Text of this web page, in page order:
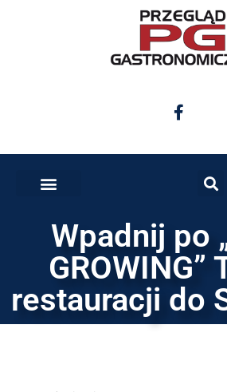
Wpadnij po
GROWING”
restauracji do